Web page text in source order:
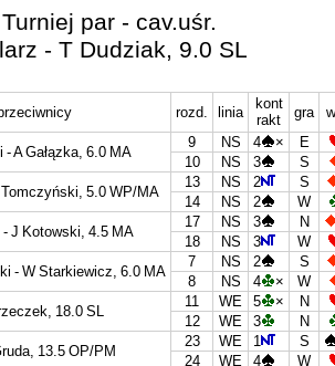
par - cav.uśr.
- T Dudziak, 9.0 SL
rozd. linia
kont
rakt
gra
A Gałązka, 6.0 MA
9 NS 4 ×
E
10
NS 3
S
Tomczyński, 5.0 WP/MA
13 NS 2
S
14
NS 2
W
J Kotowski, 4.5 MA
17 NS 3
N
18
NS 3
W
- W Starkiewicz, 6.0 MA
7 NS 2
S
8
NS 4 ×
W
18.0 SL
11 WE 5 ×
N
12
WE 3
N
13.5 OP/PM
23 WE 1
S
24
WE 4
W